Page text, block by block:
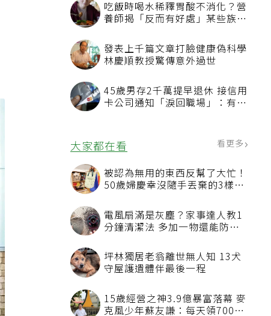
吃飯時喝水稀釋胃酸不消化？營
養師揭「反而有好處」某些族群
發表上千篇文章打臉健康偽科學
林慶順教授驚傳意外過世
45歲男存2千萬提早退休 接信用
卡公司通知「淚回職場」：有錢
大家都在看
被認為無用的東西反幫了大忙！
50歲婦慶幸沒隨手丟棄的3樣物
電風扇滿是灰塵？家事達人教1
汙附著
坪林獨居老翁離世無人知 13犬
15歲經營之神3.9億暴富落幕 麥